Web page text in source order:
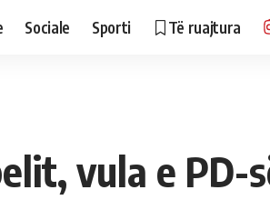
Sociale Sporti Të ruajtura
vula e PD-